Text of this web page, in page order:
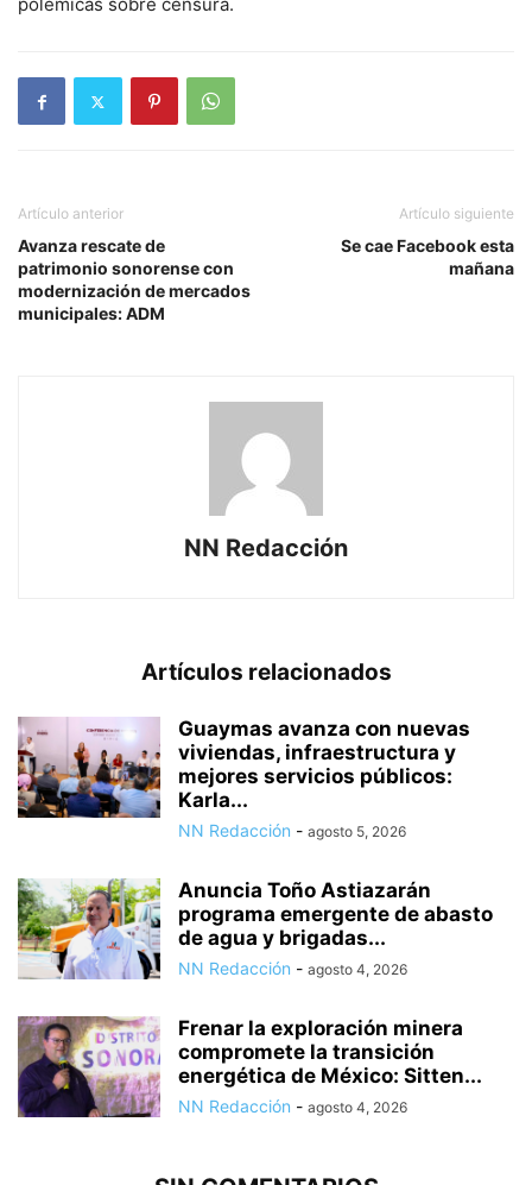
Artículo anterior
Avanza rescate de
patrimonio sonorense con
modernización de mercados
municipales: ADM
Artículo siguiente
Se cae Facebook esta
mañana
NN Redacción
Artículos relacionados
Guaymas avanza con nuevas
viviendas, infraestructura y
mejores servicios públicos:
Karla...
NN Redacción - agosto 5, 2026
Anuncia Toño Astiazarán
programa emergente de abasto
de agua y brigadas...
NN Redacción - agosto 4, 2026
Frenar la exploración minera
compromete la transición
energética de México: Sitten...
NN Redacción - agosto 4, 2026